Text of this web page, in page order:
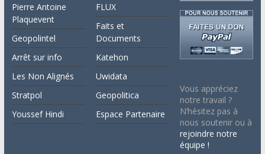
Pierre Antoine
Plaquevent
Geopolintel
Arrêt sur info
Les Non Alignés
Stratpol
Youssef Hindi
FLUX
Faits et
Documents
Katehon
Uwidata
Geopolitica
Espace Partenaire
Vous appréciez
notre travail ?
N’hésitez pas à
nous soutenir ou à
rejoindre notre
équipe !